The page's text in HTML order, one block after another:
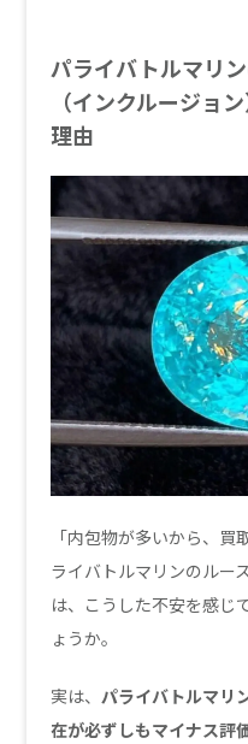
パライバトルマリ
（インクルージョ
理由
「内包物が多いから、
ライバトルマリンのルー
は、こうした不安を感じ
ょうか。
実は、パライバトルマリ
在が必ずしもマイナス評